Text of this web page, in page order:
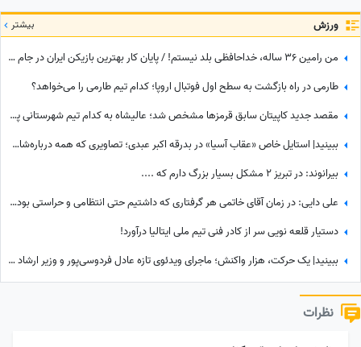
ورزش بیشتر
من رامین 36 ساله، خداحافظی بلد نیستم! / پایان کار بهترین بازیکن ایران در جام جهانی با استقلال تهران
طارمی در راه بازگشت به سطح اول فوتبال اروپا؛ کدام تیم طارمی را می‌خواهد؟
مقصد جدید کاپیتان سابق قرمزها مشخص شد؛ عالیشاه به کدام تیم شهرستانی پیوست؟
ببینید| استایل خاص «عقاب آسیا» در بدرقه اکبر عبدی؛ تصاویری که همه درباره‌شان صحبت می‌کنند
بیرانوند: در تبریز 2 مشکل بسیار بزرگ دارم که ....
علی دایی: در زمان آقای خاتمی هر گرفتاری‌ که داشتیم حتی انتظامی و حراستی بود، ایشان به راحتی حل می‌کردند درباره پاداش هم به تمام قولشان عمل کردند و...
دستیار قلعه نویی سر از کادر فنی تیم ملی ایتالیا درآورد!
ببینید| یک حرکت، هزار واکنش؛ ماجرای ویدئوی تازه عادل فردوسی‌پور و وزیر ارشاد در مراسم ختم اکبر عبدی چیست؟
نظرات